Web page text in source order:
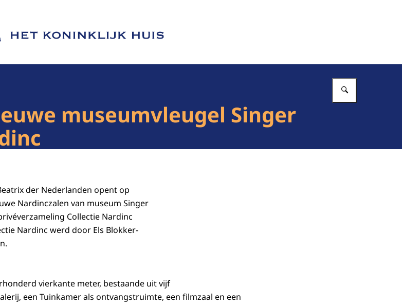
van Het Koninklijk Huis
museumvleugel Singer
der Nederlanden opent op
Nardinczalen van museum Singer
Collectie Nardinc
Nardinc werd door Els Blokker-
vierkante meter, bestaande uit vijf
een Tuinkamer als ontvangstruimte, een filmzaal en een